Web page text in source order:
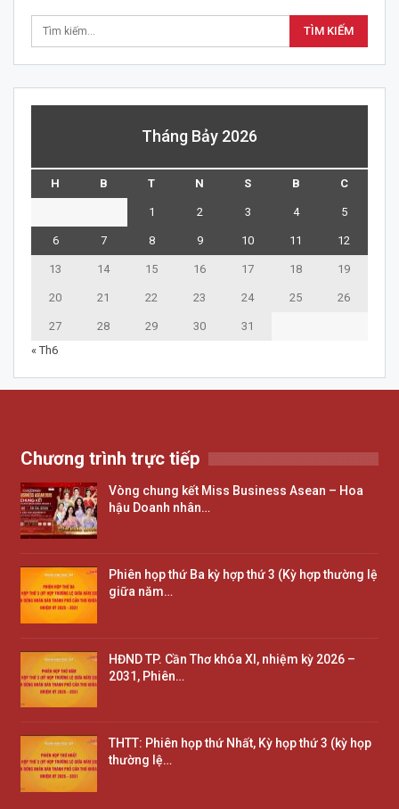
Tháng Bảy 2026
H B T N S B C
1 2 3 4 5
6 7 8 9 10 11 12
13 14 15 16 17 18 19
20 21 22 23 24 25 26
27 28 29 30
31
« Th6
Chương trình trực tiếp
Vòng chung kết Miss Business Asean – Hoa
hậu Doanh nhân…
Phiên họp thứ Ba kỳ hợp thứ 3 (Kỳ hợp thường lệ
giữa năm…
HĐND TP. Cần Thơ khóa XI, nhiệm kỳ 2026 –
2031, Phiên…
THTT: Phiên họp thứ Nhất, Kỳ họp thứ 3 (kỳ họp
thường lệ…